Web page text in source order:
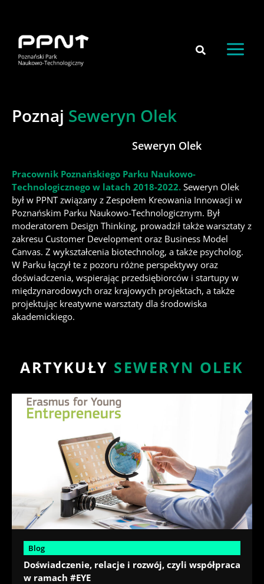
Poznaj Seweryn Olek
Seweryn Olek
Pracownik Poznańskiego Parku Naukowo-
Technologicznego w latach 2018-2022. Seweryn Olek
był w PPNT związany z Zespołem Kreowania Innowacji w
Poznańskim Parku Naukowo-Technologicznym. Był
moderatorem Design Thinking, prowadził także warsztaty z
zakresu Customer Development oraz Business Model
Canvas. Z wykształcenia biotechnolog, a także psycholog.
W Parku łączył te z pozoru różne perspektywy oraz
doświadczenia, wspierając przedsiębiorców i startupy w
międzynarodowych oraz krajowych projektach, a także
projektując kreatywne warsztaty dla środowiska
akademickiego.
ARTYKUŁY SEWERYN OLEK
Blog
Doświadczenie, relacje i rozwój, czyli współpraca
w ramach #EYE